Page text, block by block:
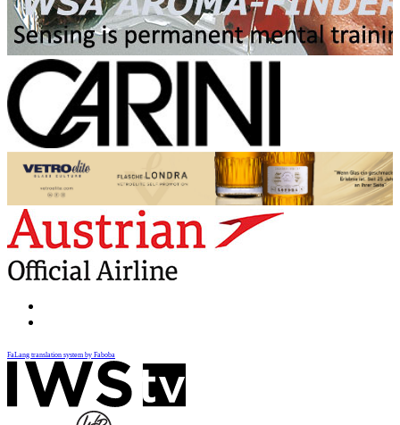
FaLang translation system by Faboba